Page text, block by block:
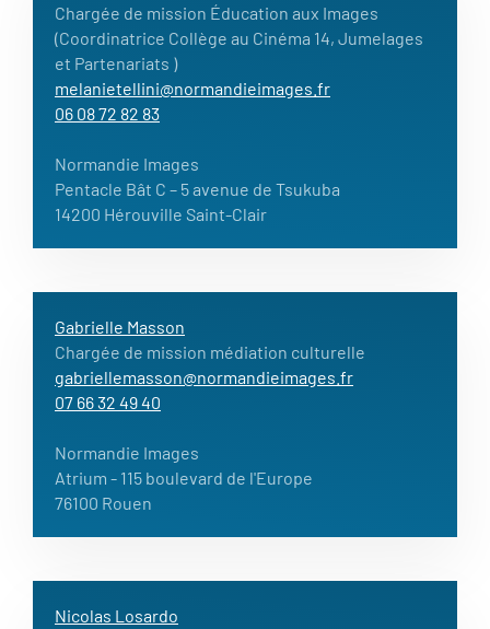
Chargée de mission Éducation aux Images
(Coordinatrice Collège au Cinéma 14, Jumelages
et Partenariats )
melanietellini@normandieimages.fr
06 08 72 82 83
Normandie Images
Pentacle Bât C – 5 avenue de Tsukuba
14200 Hérouville Saint-Clair
Gabrielle Masson
Chargée de mission médiation culturelle
gabriellemasson@normandieimages.fr
07 66 32 49 40
Normandie Images
Atrium - 115 boulevard de l'Europe
76100 Rouen
Nicolas Losardo